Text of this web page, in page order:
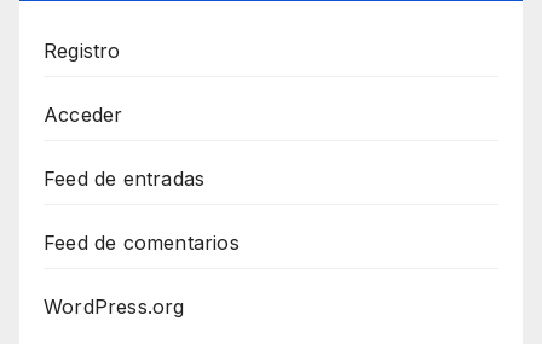
Registro
Acceder
Feed de entradas
Feed de comentarios
WordPress.org